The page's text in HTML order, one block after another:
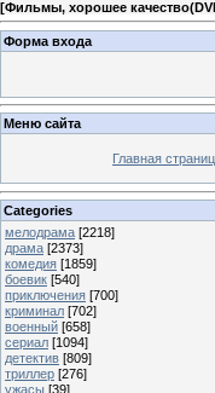
[Фильмы, хорошее
Форма входа
Меню сайта
Главная
Categories
мелодрама [2218]
драма [2373]
комедия [1859]
боевик [540]
приключения [700]
криминал [702]
военный [658]
сериал [1094]
детектив [809]
триллер [276]
ужасы [39]